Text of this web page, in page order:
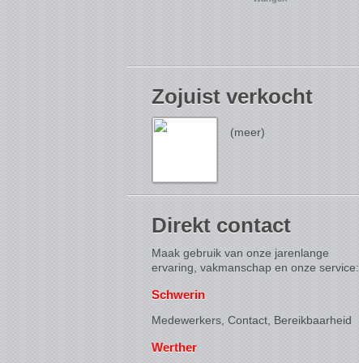
Zojuist verkocht
(meer)
Direkt contact
Maak gebruik van onze jarenlange
ervaring, vakmanschap en onze service:
Schwerin
Medewerkers, Contact, Bereikbaarheid
Werther